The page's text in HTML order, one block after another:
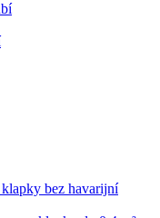
bez havarijní